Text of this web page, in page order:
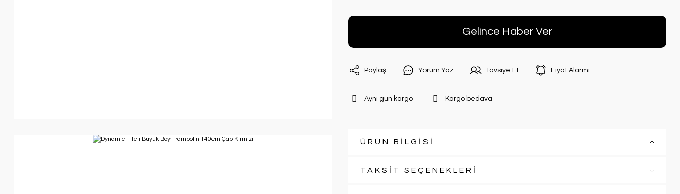
Gelince Haber Ver
Paylaş Yorum Yaz Tavsiye Et Fiyat Alarmı
Aynı gün kargo Kargo bedava
ÜRÜN BİLGİSİ
TAKSİT SEÇENEKLERİ